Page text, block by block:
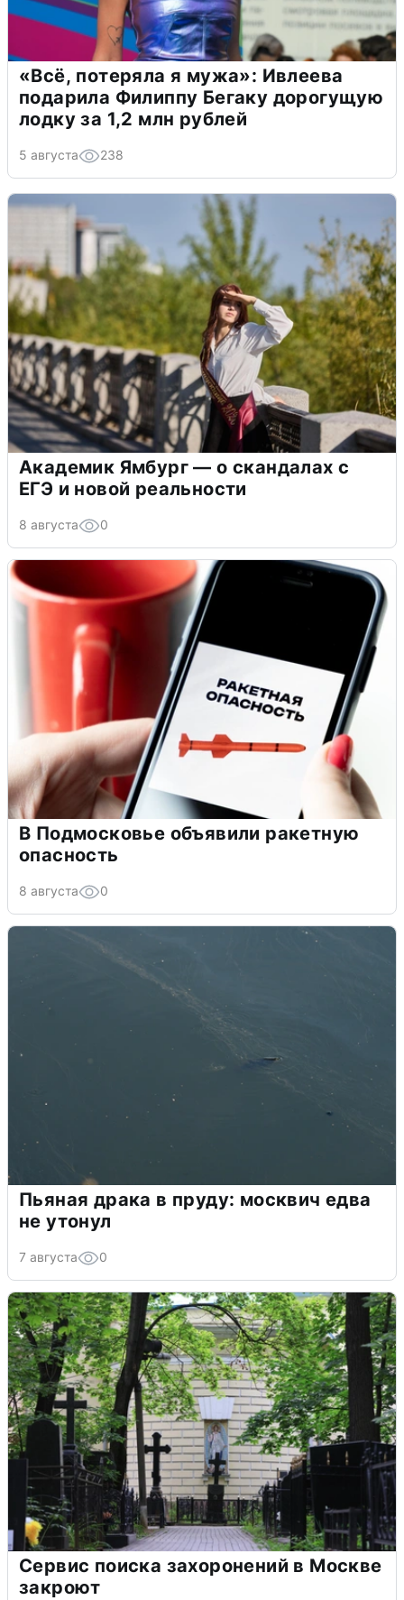
«Всё, потеряла я мужа»: Ивлеева
подарила Филиппу Бегаку дорогущую
лодку за 1,2 млн рублей
5 августа 238
Академик Ямбург — о скандалах с
ЕГЭ и новой реальности
8 августа 0
В Подмосковье объявили ракетную
опасность
8 августа 0
Пьяная драка в пруду: москвич едва
не утонул
7 августа 0
Сервис поиска захоронений в Москве
закроют